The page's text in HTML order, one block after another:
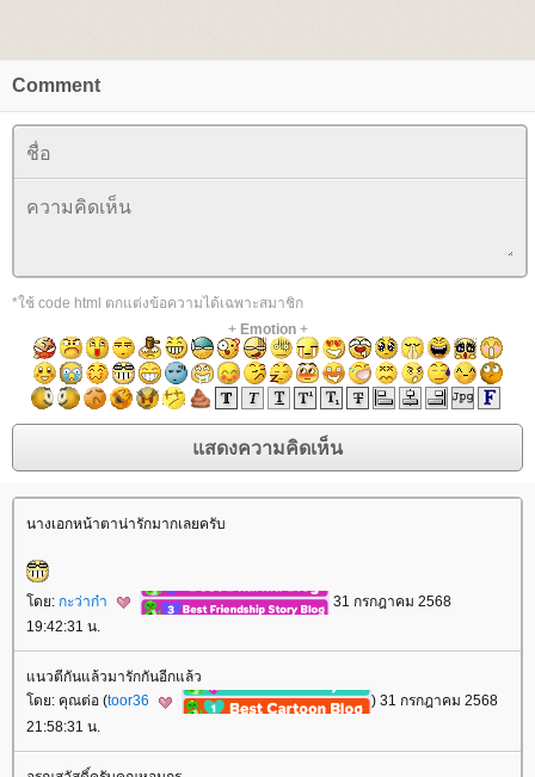
Comment
*ใช้ code html ตกแต่งข้อความได้เฉพาะสมาชิก
+ Emotion+
นางเอกหน้าตาน่ารักมากเลยครับ
ดย: กะว่าก๋า
31 กรกฎาคม 2568
19:42:31 น.
นวตีกันแล้วมารักกันอีกแล้ว
ดย: คุณต่อ (toor36
) 31 กรกฎาคม 2568
21:58:31 น.